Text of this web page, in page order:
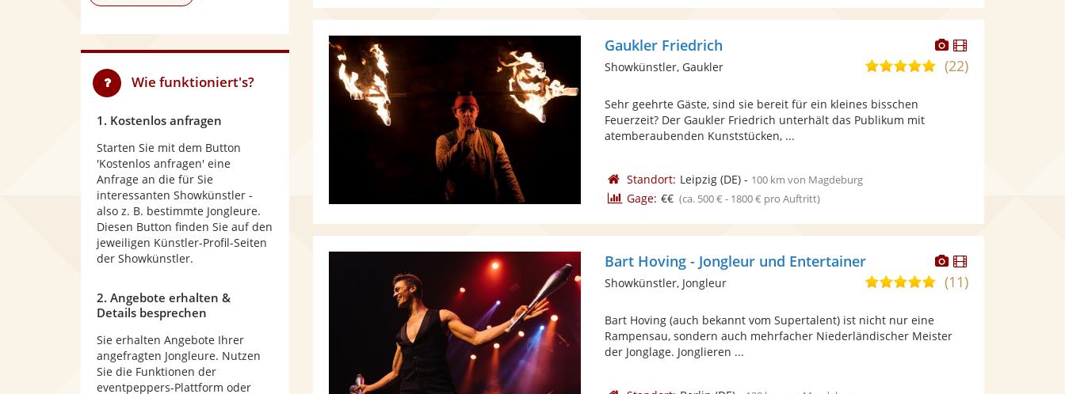
Dieser
Künstler
stellt
Dieser
Künstler
Gaukler Friedrich
5,0(22)
Showkünstler, Gaukler
Sehr geehrte Gäste, sind sie bereit für ein kleines bisschen
Feuerzeit? Der Gaukler Friedrich unterhält das Publikum mit
atemberaubenden Kunststücken, ...
Standort: Leipzig(DE)- 100 km von Magdeburg
Gage: €€ (ca. 500 € - 1800 € pro Auftritt)
Dieser
Künstler
stellt
Dieser
Künstler
Bart Hoving - Jongleur und Entertainer
5,0
Sternen
(11)
Showkünstler, Jongleur
Bart Hoving (auch bekannt vom Supertalent) ist nicht nur eine
Rampensau, sondern auch mehrfacher Niederländischer Meister
der Jonglage. Jonglieren ...
Wie funktioniert's?
1. Kostenlos anfragen
Starten Sie mit dem Button
'Kostenlos anfragen' eine
Anfrage an die für Sie
interessanten Showkünstler -
also z. B. bestimmte Jongleure.
Diesen Button finden Sie auf den
jeweiligen Künstler-Profil-Seiten
der Showkünstler.
2. Angebote erhalten &
Details besprechen
Sie erhalten Angebote Ihrer
angefragten Jongleure. Nutzen
Sie die Funktionen der
eventpeppers-Plattform oder